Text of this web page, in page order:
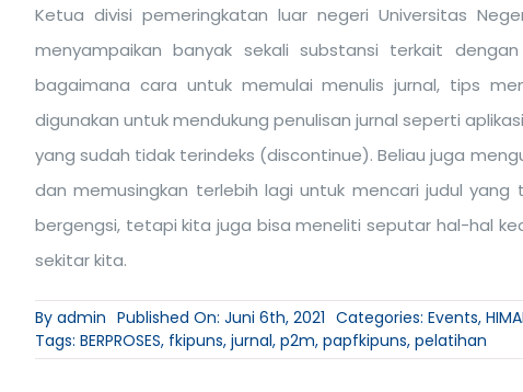
Ketua divisi pemeringkatan luar negeri Universitas
menyampaikan banyak sekali substansi terkait
bagaimana cara untuk memulai menulis jurnal, tips
digunakan untuk mendukung penulisan jurnal seperti
yang sudah tidak terindeks (discontinue). Beliau juga
dan memusingkan terlebih lagi untuk mencari judul
bergengsi, tetapi kita juga bisa meneliti seputar hal-hal
sekitar kita.
By admin Published On: Juni 6th, 2021 Categories: Events,
Tags: BERPROSES, fkipuns, jurnal, p2m, papfkipuns, pelatihan